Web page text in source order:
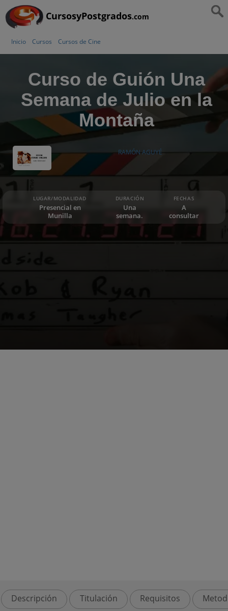
CursosyPostgrados.com
Inicio Cursos Cursos de Cine
Curso de Guión Una
Semana de Julio en la
Montaña
RAMÓN AGUYÉ
LUGAR/MODALIDAD
Presencial en
Munilla
DURACIÓN
Una
semana.
FECHAS
A
consultar
Descripción Titulación Requisitos